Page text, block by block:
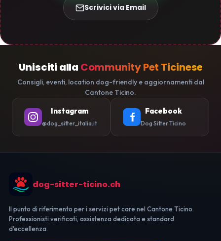
Scrivici via Email
Unisciti alla Community Pet Ticinese
Consigli, eventi, location dog-friendly e aggiornamenti dal
Cantone Ticino.
Instagram
@dog_sitter_italia.it
Facebook
Dog Sitter Ticino
dog-sitter-ticino.ch
Il punto di riferimento per i servizi pet care nel Cantone Ticino.
Professionisti verificati, assistenza dedicata e standard
d'eccellenza.